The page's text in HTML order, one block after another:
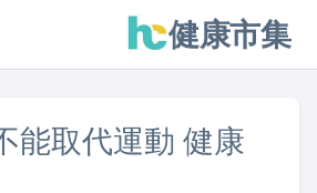
健康市集
能取代運動 健康